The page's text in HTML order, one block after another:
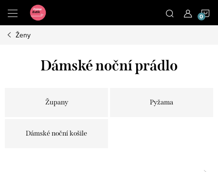
obsah
Ženy
Dámské noční prádlo
Župany Pyžama
Dámské noční košile